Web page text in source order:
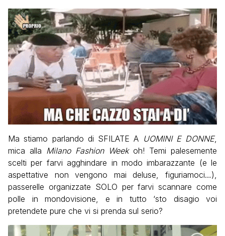
Ma stiamo parlando di SFILATE A UOMINI E DONNE,
mica alla Milano Fashion Weekoh! Temi palesemente
scelti per farvi agghindare in modo imbarazzante (e le
aspettative non vengono mai deluse, figuriamoci…),
passerelle organizzate SOLO per farvi scannare come
polle in mondovisione, e in tutto ‘sto disagio voi
pretendete pure che vi si prenda sul serio?